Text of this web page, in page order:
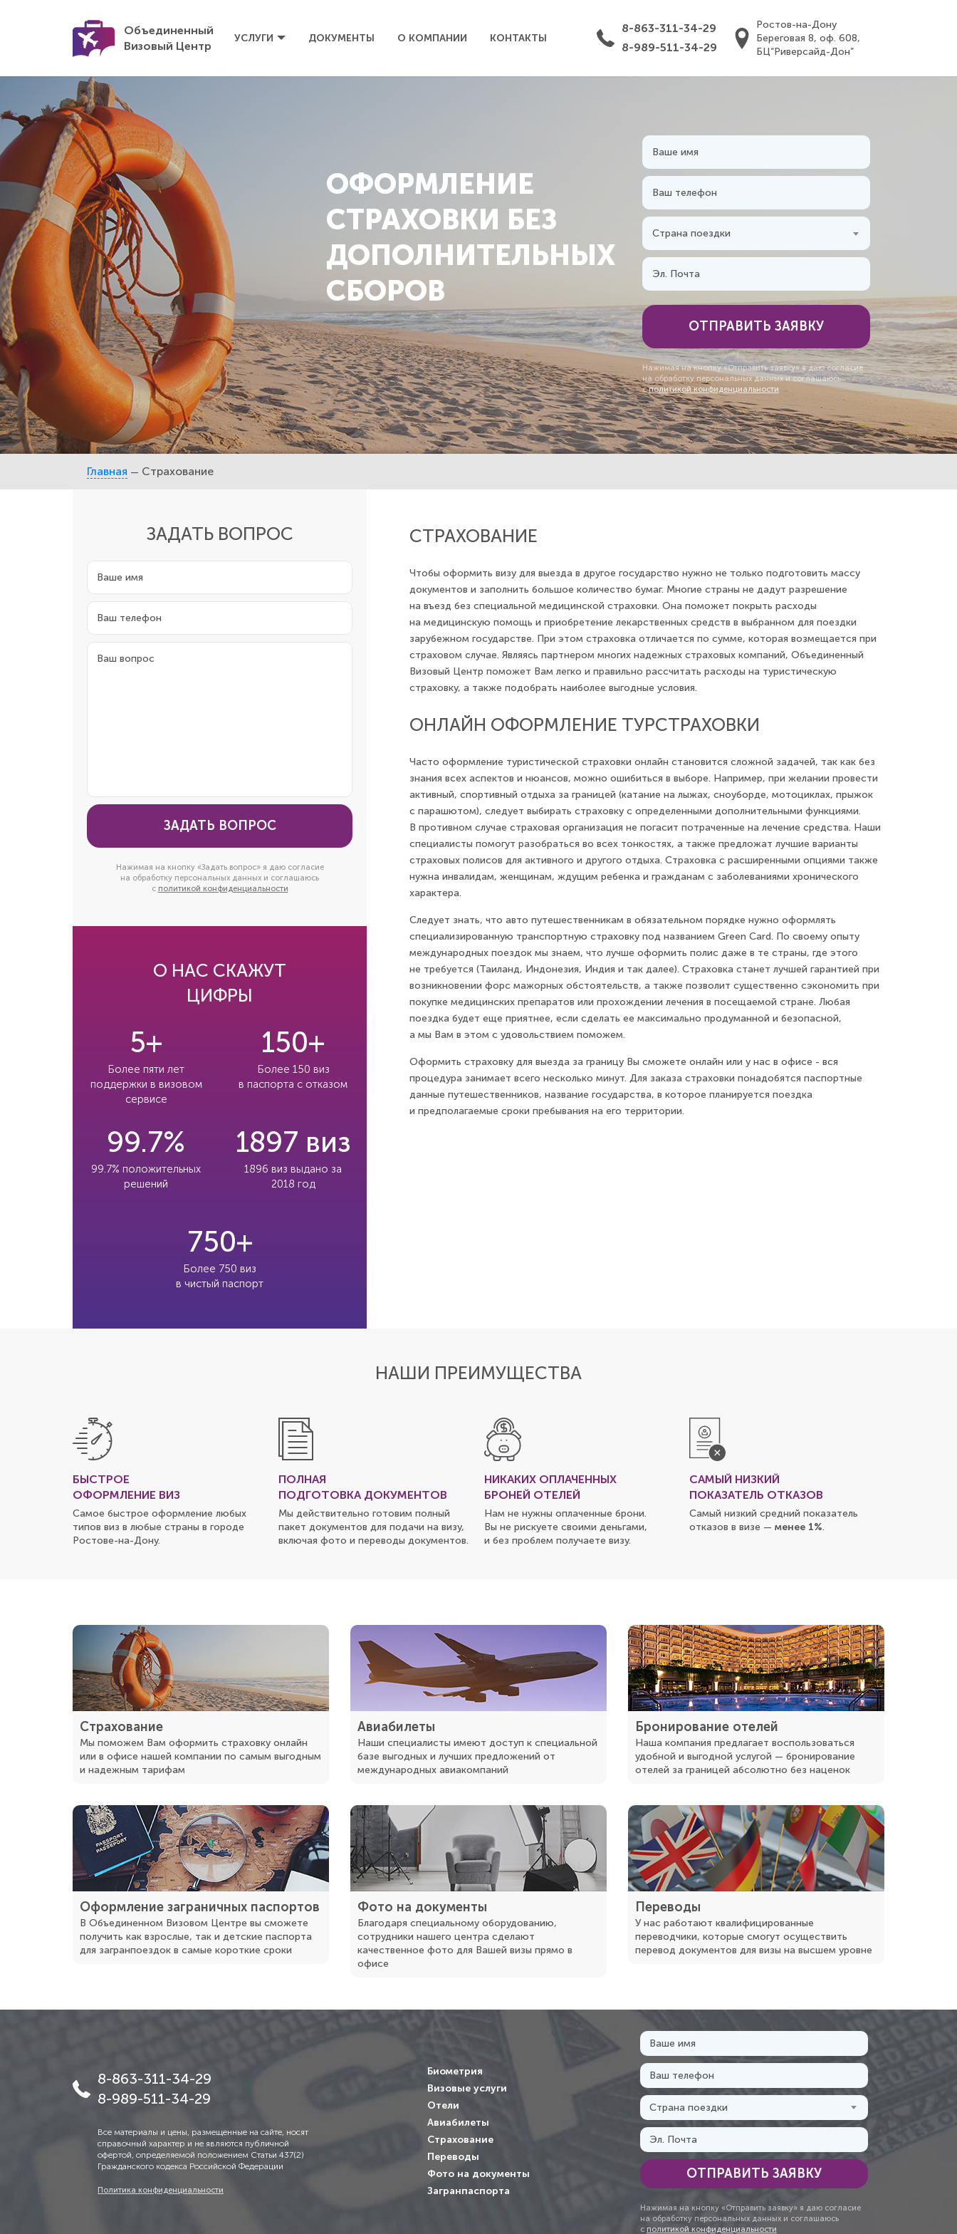
Объединенный
Визовый Центр
УСЛУГИ ДОКУМЕНТЫ О КОМПАНИИ КОНТАКТЫ
8-863-311-34-29
8-989-511-34-29
Ростов-на-Дону
Береговая 8, оф. 608,
БЦ“Риверсайд-Дон”
ОФОРМЛЕНИЕ
СТРАХОВКИ БЕЗ
ДОПОЛНИТЕЛЬНЫХ
СБОРОВ
Страна поездки
ОТПРАВИТЬ ЗАЯВКУ
Нажимая на кнопку «Отправить заявку» я даю согласие
на обработку персональных данных и соглашаюсь
сполитикой конфиденциальности
Главная — Страхование
ЗАДАТЬ ВОПРОС
ЗАДАТЬ ВОПРОС
Нажимая на кнопку «Задать вопрос» я даю согласие
на обработку персональных данных и соглашаюсь
с политикой конфиденциальности
О НАС СКАЖУТ
ЦИФРЫ
5+
Более пяти лет
поддержки в визовом
сервисе
150+
Более 150 виз
в паспорта с отказом
99.7%
99.7% положительных
решений
1897 виз
1896 виз выдано за
2018 год
750+
Более 750 виз
в чистый паспорт
СТРАХОВАНИЕ
Чтобы оформить визу для выезда в другое государство нужно не только подготовить массу
документов и заполнить большое количество бумаг. Многие страны не дадут разрешение
на въезд без специальной медицинской страховки. Она поможет покрыть расходы
на медицинскую помощь и приобретение лекарственных средств в выбранном для поездки
зарубежном государстве. При этом страховка отличается по сумме, которая возмещается при
страховом случае. Являясь партнером многих надежных страховых компаний, Объединенный
Визовый Центр поможет Вам легко и правильно рассчитать расходы на туристическую
страховку, а также подобрать наиболее выгодные условия.
ОНЛАЙН ОФОРМЛЕНИЕ ТУРСТРАХОВКИ
Часто оформление туристической страховки онлайн становится сложной задачей, так как без
знания всех аспектов и нюансов, можно ошибиться в выборе. Например, при желании провести
активный, спортивный отдыха за границей (катание на лыжах, сноуборде, мотоциклах, прыжок
с парашютом), следует выбирать страховку с определенными дополнительными функциями.
В противном случае страховая организация не погасит потраченные на лечение средства. Наши
специалисты помогут разобраться во всех тонкостях, а также предложат лучшие варианты
страховых полисов для активного и другого отдыха. Страховка с расширенными опциями также
нужна инвалидам, женщинам, ждущим ребенка и гражданам с заболеваниями хронического
характера.
Следует знать, что авто путешественникам в обязательном порядке нужно оформлять
специализированную транспортную страховку под названием Green Card. По своему опыту
международных поездок мы знаем, что лучше оформить полис даже в те страны, где этого
не требуется (Таиланд, Индонезия, Индия и так далее). Страховка станет лучшей гарантией при
возникновении форс мажорных обстоятельств, а также позволит существенно сэкономить при
покупке медицинских препаратов или прохождении лечения в посещаемой стране. Любая
поездка будет еще приятнее, если сделать ее максимально продуманной и безопасной,
а мы Вам в этом с удовольствием поможем.
Оформить страховку для выезда за границу Вы сможете онлайн или у нас в офисе - вся
процедура занимает всего несколько минут. Для заказа страховки понадобятся паспортные
данные путешественников, название государства, в которое планируется поездка
и предполагаемые сроки пребывания на его территории.
НАШИ ПРЕИМУЩЕСТВА
БЫСТРОЕ
ОФОРМЛЕНИЕ ВИЗ
Самое быстрое оформление любых
типов виз в любые страны в городе
Ростове-на-Дону.
ПОЛНАЯ
ПОДГОТОВКА ДОКУМЕНТОВ
Мы действительно готовим полный
пакет документов для подачи на визу,
включая фото и переводы документов.
НИКАКИХ ОПЛАЧЕННЫХ
БРОНЕЙ ОТЕЛЕЙ
Нам не нужны оплаченные брони.
Вы не рискуете своими деньгами,
и без проблем получаете визу.
САМЫЙ НИЗКИЙ
ПОКАЗАТЕЛЬ ОТКАЗОВ
Самый низкий средний показатель
отказов в визе —менее 1%.
Страхование
Мы поможем Вам оформить страховку онлайн
или в офисе нашей компании по самым выгодным
и надежным тарифам
Авиабилеты
Наши специалисты имеют доступ к специальной
базе выгодных и лучших предложений от
международных авиакомпаний
Бронирование отелей
Наша компания предлагает воспользоваться
удобной и выгодной услугой — бронирование
отелей за границей абсолютно без наценок
Оформление заграничных паспортов
В Объединенном Визовом Центре вы сможете
получить как взрослые, так и детские паспорта
для загранпоездок в самые короткие сроки
Фото на документы
Благодаря специальному оборудованию,
сотрудники нашего центра сделают
качественное фото для Вашей визы прямо в
офисе
Переводы
У нас работают квалифицированные
переводчики, которые смогут осуществить
перевод документов для визы на высшем уровне
8-863-311-34-29
8-989-511-34-29
Все материалы и цены, размещенные на сайте, носят
справочный характер и не являются публичной
офертой, определяемой положением Статьи 437(2)
Гражданского кодекса Российской Федерации
Политика конфиденциальности
Биометрия
Визовые услуги
Отели
Авиабилеты
Страхование
Переводы
Фото на документы
Загранпаспорта
Страна поездки
ОТПРАВИТЬ ЗАЯВКУ
Нажимая на кнопку «Отправить заявку» я даю согласие
на обработку персональных данных и соглашаюсь
с политикой конфиденциальности